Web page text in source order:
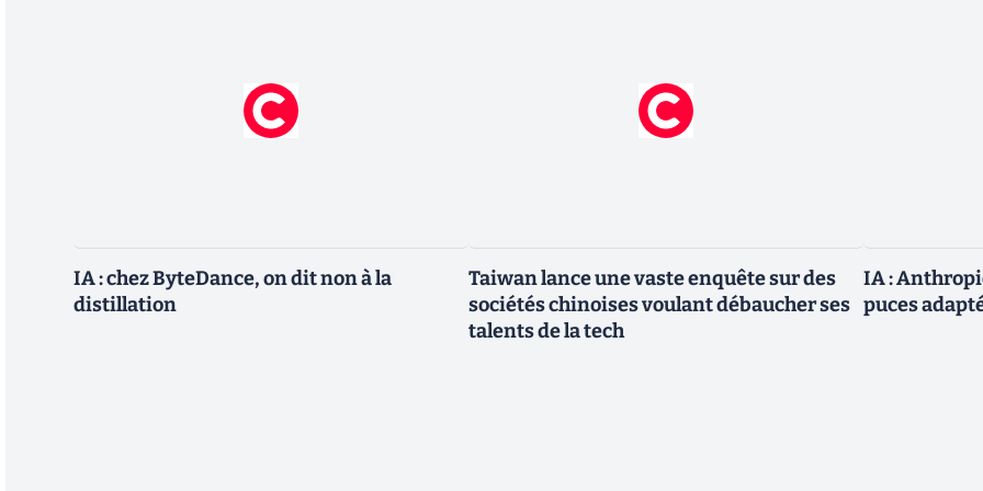
IA : chez ByteDance, on dit non à la
distillation
Taiwan lance une vaste enquête sur des
sociétés chinoises voulant débaucher ses
talents de la tech
IA :
puces